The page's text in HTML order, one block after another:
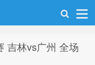
吉林vs广州 全场